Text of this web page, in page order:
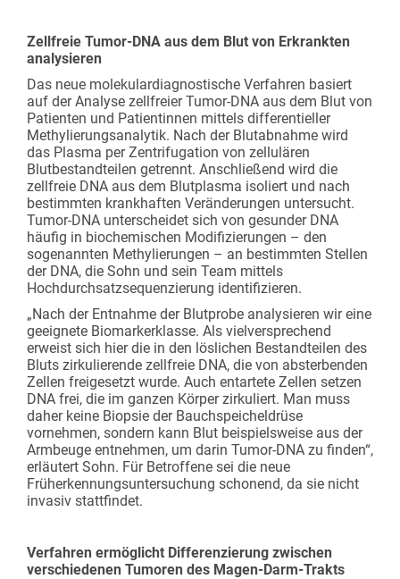
Zellfreie Tumor-DNA aus dem Blut von Erkrankten
analysieren
Das neue molekulardiagnostische Verfahren basiert
auf der Analyse zellfreier Tumor-DNA aus dem Blut von
Patienten und Patientinnen mittels differentieller
Methylierungsanalytik. Nach der Blutabnahme wird
das Plasma per Zentrifugation von zellulären
Blutbestandteilen getrennt. Anschließend wird die
zellfreie DNA aus dem Blutplasma isoliert und nach
bestimmten krankhaften Veränderungen untersucht.
Tumor-DNA unterscheidet sich von gesunder DNA
häufig in biochemischen Modifizierungen – den
sogenannten Methylierungen – an bestimmten Stellen
der DNA, die Sohn und sein Team mittels
Hochdurchsatzsequenzierung identifizieren.
„Nach der Entnahme der Blutprobe analysieren wir eine
geeignete Biomarkerklasse. Als vielversprechend
erweist sich hier die in den löslichen Bestandteilen des
Bluts zirkulierende zellfreie DNA, die von absterbenden
Zellen freigesetzt wurde. Auch entartete Zellen setzen
DNA frei, die im ganzen Körper zirkuliert. Man muss
daher keine Biopsie der Bauchspeicheldrüse
vornehmen, sondern kann Blut beispielsweise aus der
Armbeuge entnehmen, um darin Tumor-DNA zu finden“,
erläutert Sohn. Für Betroffene sei die neue
Früherkennungsuntersuchung schonend, da sie nicht
invasiv stattfindet.
Verfahren ermöglicht Differenzierung zwischen
verschiedenen Tumoren des Magen-Darm-Trakts